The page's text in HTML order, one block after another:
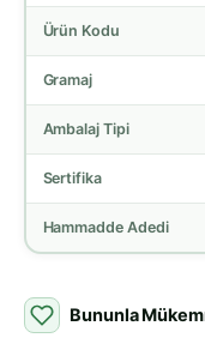
Ürün Kodu
Gramaj
Ambalaj Tipi
Sertifika
Hammadde Adedi
Bununla